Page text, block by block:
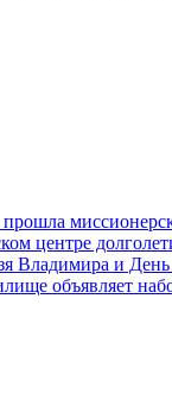
центре
Владимира и
объявляет